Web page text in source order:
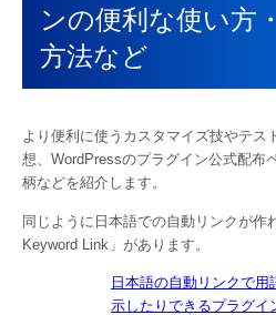
ンの便利な使い方
方法など
より便利に使うカスタマイズ技やテス
想、WordPressのプラグイン公式配布
柄などを紹介します。
同じように日本語での自動リンクが作
Keyword Link」があります。
日本語の自動リンクで
示したりできるプラグイ